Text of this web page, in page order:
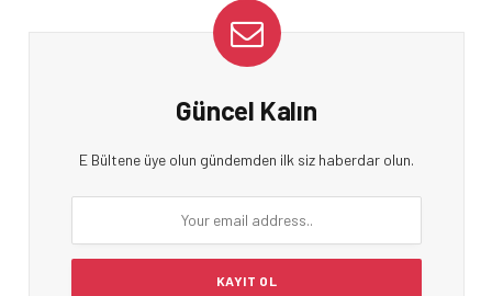
Güncel Kalın
E Bültene üye olun gündemden ilk siz haberdar olun.